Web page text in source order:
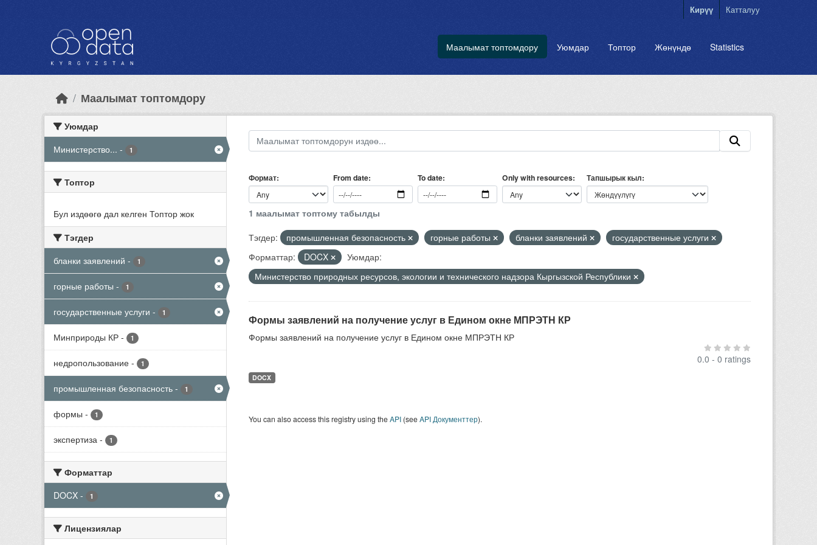
Кирүү Катталуу
Маалымат топтомдору Уюмдар Топтор Жөнүндө Statistics
Маалымат топтомдору
Уюмдар
Министерство... - 1
Топтор
Бул издөөгө дал келген Топтор жок
Тэгдер
бланки заявлений - 1
горные работы - 1
государственные услуги - 1
Минприроды КР - 1
недропользование - 1
промышленная безопасность - 1
формы - 1
экспертиза - 1
Форматтар
DOCX - 1
Лицензиялар
Формат From date To date Only with resources Тапшырык кыл
1 маалымат топтому табылды
Тэгдер:
промышленная безопасность горные работы бланки заявлений
государственные услуги
Форматтар:
DOCX
Уюмдар:
Министерство природных ресурсов, экологии и технического надзора Кыргызской Республики
Формы заявлений на получение услуг в Едином окне МПРЭТН КР
Формы заявлений на получение услуг в Едином окне МПРЭТН КР
0.0 - 0 ratings
DOCX
You can also access this registry using theAPI(seeAPI Документтер).